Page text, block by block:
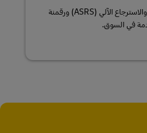
من خلال استخدام التقنيات الناشئة لتعزيز الكفاءة والإنتاجية، مثل نظام التخزين والاسترجاع الآلي (ASRS) ورقمنة
في السوق.